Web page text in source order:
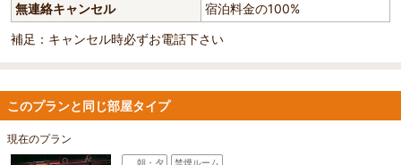
無連絡キャンセル
宿泊料金の100%
補足：キャンセル時必ずお電話下さい
このプランと同じ部屋タイプ
現在のプラン
朝・夕
禁煙ルーム